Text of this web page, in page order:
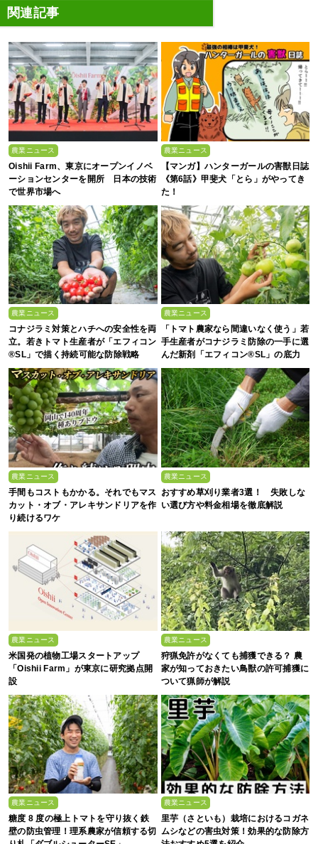
関連記事
農業ニュース
Oishii Farm、東京にオープンイノベ
ーションセンターを開所 日本の技術
で世界市場へ
農業ニュース
【マンガ】ハンターガールの害獣日誌
《第6話》甲斐犬「とら」がやってき
た！
農業ニュース
コナジラミ対策とハチへの安全性を両
立。若きトマト生産者が「エフィコン
®SL」で描く持続可能な防除戦略
農業ニュース
「トマト農家なら間違いなく使う」若
手生産者がコナジラミ防除の一手に選
んだ新剤「エフィコン®SL」の底力
農業ニュース
手間もコストもかかる。それでもマス
カット・オブ・アレキサンドリアを作
り続けるワケ
農業ニュース
おすすめ草刈り業者3選！ 失敗しな
い選び方や料金相場を徹底解説
農業ニュース
米国発の植物工場スタートアップ
「Oishii Farm」が東京に研究拠点開
設
農業ニュース
狩猟免許がなくても捕獲できる？ 農
家が知っておきたい鳥獣の許可捕獲に
ついて猟師が解説
農業ニュース
糖度 8 度の極上トマトを守り抜く鉄
壁の防虫管理！理系農家が信頼する切
農業ニュース
里芋（さといも）栽培におけるコガネ
ムシなどの害虫対策！効果的な防除方